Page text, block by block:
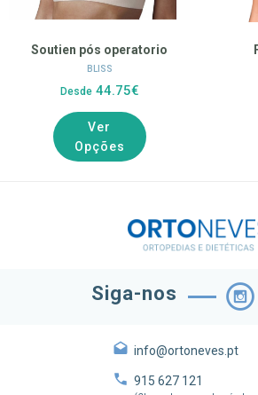
Soutien pós operatorio
BLISS
Desde44.75€
Ver
Opções
Siga-nos
info@ortoneves.pt
915 627 121